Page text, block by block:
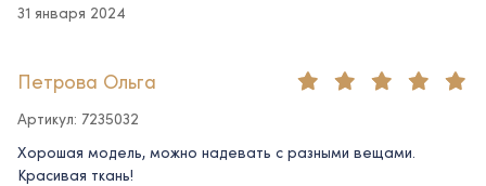
31 января 2024
Петрова Ольга
Артикул: 7235032
Хорошая модель, можно надевать с разными вещами.
Красивая ткань!